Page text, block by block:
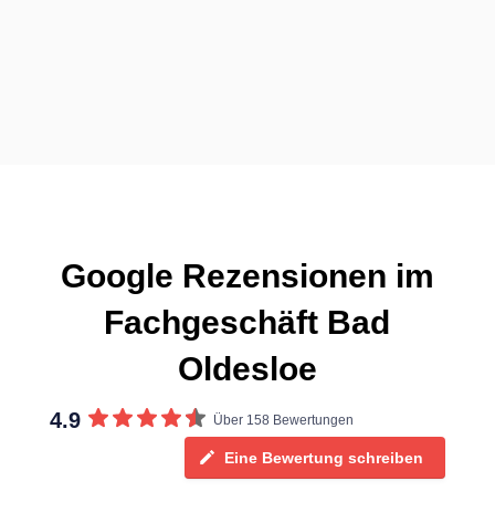
Google Rezensionen im
Fachgeschäft Bad
Oldesloe
4.9 Über 158 Bewertungen
Eine Bewertung schreiben